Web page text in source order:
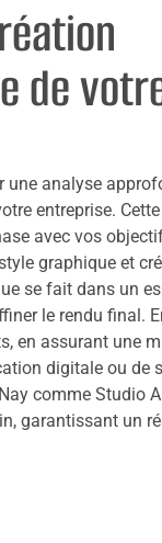
de
une analyse
entreprise.
avec vos
graphique et
se fait dans un
le rendu final.
en assurant une
digitale ou de
comme Studio
garantissant un